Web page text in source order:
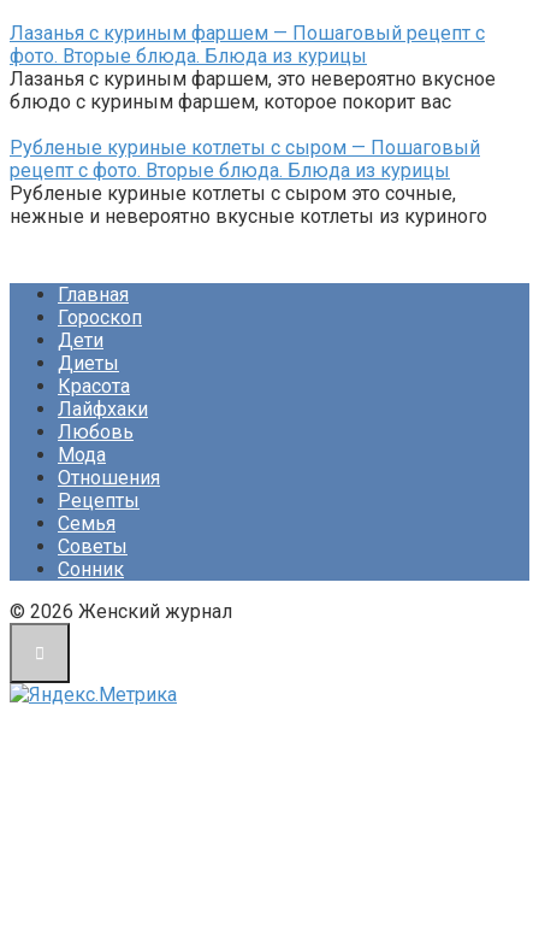
Лазанья с куриным фаршем — Пошаговый рецепт с
фото. Вторые блюда. Блюда из курицы
Лазанья с куриным фаршем, это невероятно вкусное
блюдо с куриным фаршем, которое покорит вас
Рубленые куриные котлеты с сыром — Пошаговый
рецепт с фото. Вторые блюда. Блюда из курицы
Рубленые куриные котлеты с сыром это сочные,
нежные и невероятно вкусные котлеты из куриного
Главная
Гороскоп
Дети
Диеты
Красота
Лайфхаки
Любовь
Мода
Отношения
Рецепты
Семья
Советы
Сонник
© 2026 Женский журнал